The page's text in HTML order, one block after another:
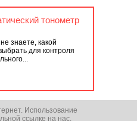
тонометр
знаете, какой
для контроля
Использование
ссылке на нас.